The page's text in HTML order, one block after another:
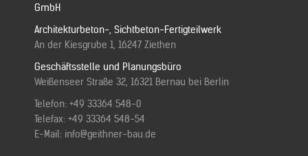
GmbH
Architekturbeton-, Sichtbeton-Fertigteilwerk
An der Kiesgrube 1, 16247 Ziethen
Geschäftsstelle und Planungsbüro
Weißenseer Straße 32, 16321 Bernau bei Berlin
Telefon: +49 33364 548-0
Telefax: +49 33364 548-54
E-Mail: info@geithner-bau.de